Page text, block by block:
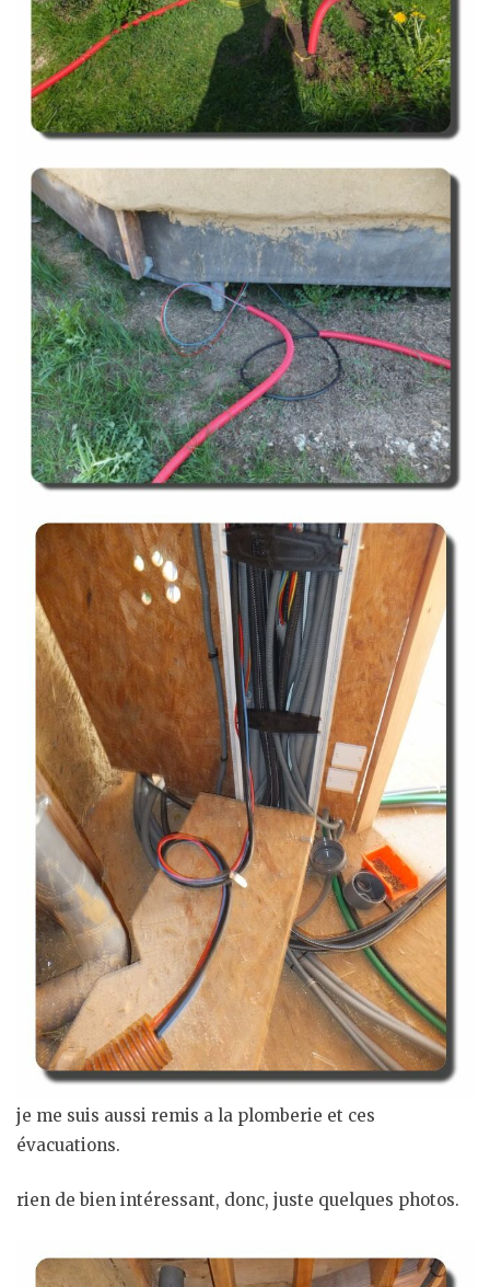
je me suis aussi remis a la plomberie et ces
évacuations.
rien de bien intéressant, donc, juste quelques photos.